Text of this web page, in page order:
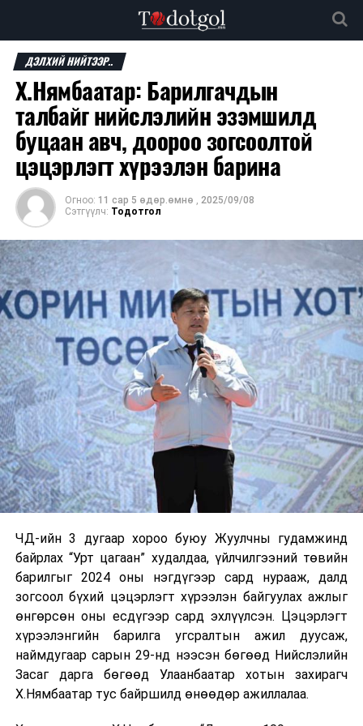
ДЭЛХИЙ НИЙТЭЭР..
Х.Нямбаатар: Барилгачдын
талбайг нийслэлийн эзэмшилд
буцаан авч, доороо зогсоолтой
цэцэрлэгт хүрээлэн барина
Огноо: 11 сар 5 өдөр.өмнө , 2025/09/08
Сэтгүүлч: Тодотгол
ЧД-ийн 3 дугаар хороо буюу Жуулчны гудамжинд
байрлах “Урт цагаан” худалдаа, үйлчилгээний төвийн
барилгыг 2024 оны нэгдүгээр сард нурааж, далд
зогсоол бүхий цэцэрлэгт хүрээлэн байгуулах ажлыг
өнгөрсөн оны есдүгээр сард эхлүүлсэн. Цэцэрлэгт
хүрээлэнгийн барилга угсралтын ажил дуусаж,
наймдугаар сарын 29-нд нээсэн бөгөөд Нийслэлийн
Засаг дарга бөгөөд Улаанбаатар хотын захирагч
Х.Нямбаатар тус байршилд өнөөдөр ажиллалаа.